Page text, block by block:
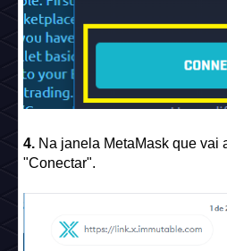
4. Na janela MetaMask que vai
"Conectar".